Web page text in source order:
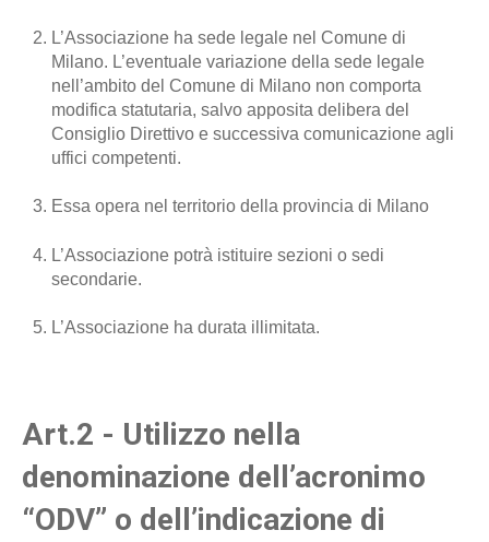
L’Associazione ha sede legale nel Comune di
Milano. L’eventuale variazione della sede legale
nell’ambito del Comune di Milano non comporta
modifica statutaria, salvo apposita delibera del
Consiglio Direttivo e successiva comunicazione agli
uffici competenti.
Essa opera nel territorio della provincia di Milano
L’Associazione potrà istituire sezioni o sedi
secondarie.
L’Associazione ha durata illimitata.
Art.2 - Utilizzo nella
denominazione dell’acronimo
“ODV” o dell’indicazione di